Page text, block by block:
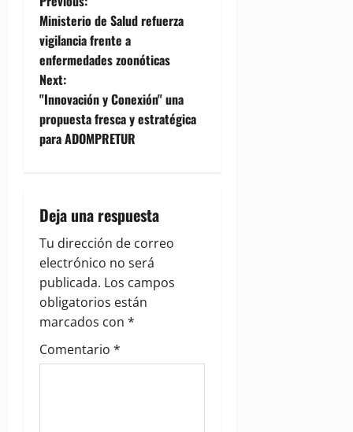
o
s
t
n
v
i
g
a
t
i
Ministerio de Salud refuerza
vigilancia frente a
enfermedades zoonóticas
Next:
"Innovación y Conexión" una
propuesta fresca y estratégica
para ADOMPRETUR
Deja una respuesta
Tu dirección de correo
electrónico no será
publicada. Los campos
obligatorios están
marcados con *
Comentario *